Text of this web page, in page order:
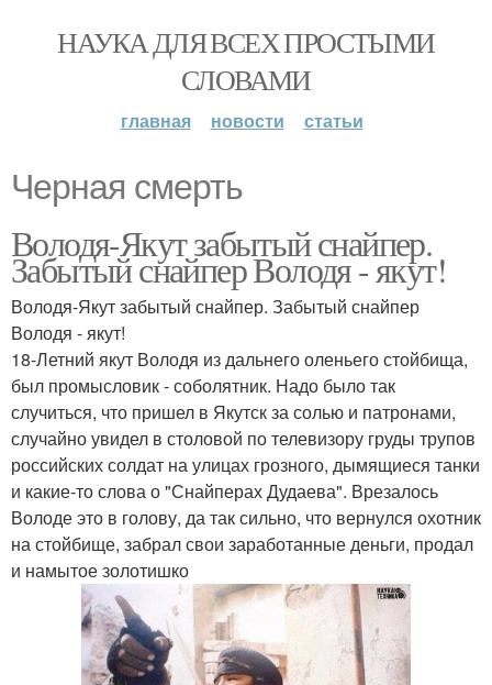
НАУКА ДЛЯ ВСЕХ ПРОСТЫМИ
СЛОВАМИ
главная новости статьи
Черная смерть
Володя-Якут забытый снайпер.
Забытый снайпер Володя - якут!
Володя-Якут забытый снайпер. Забытый снайпер
Володя - якут!
18-Летний якут Володя из дальнего оленьего стойбища,
был промысловик - соболятник. Надо было так
случиться, что пришел в Якутск за солью и патронами,
случайно увидел в столовой по телевизору груды трупов
российских солдат на улицах грозного, дымящиеся танки
и какие-то слова о "Снайперах Дудаева". Врезалось
Володе это в голову, да так сильно, что вернулся охотник
на стойбище, забрал свои заработанные деньги, продал
и намытое золотишко